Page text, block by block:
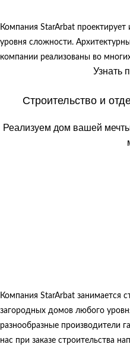
Компания StarArbat
уровня сложности.
компании реализованы во
Узнать
Строительство и
Реализуем дом вашей
Компания StarArbat занимается
загородных домов любого
разнообразные производители
нас при заказе строительства